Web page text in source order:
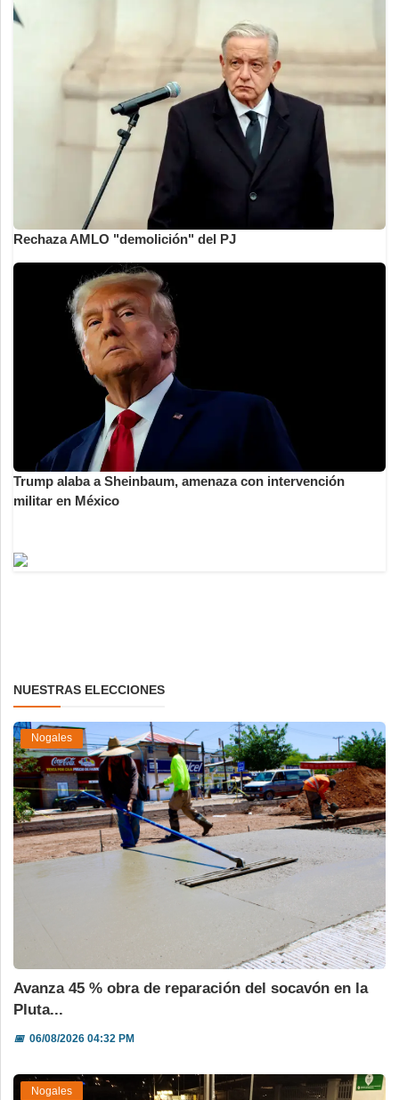
Rechaza AMLO "demolición" del PJ
Trump alaba a Sheinbaum, amenaza con intervención
militar en México
NUESTRAS ELECCIONES
Nogales
Avanza 45 % obra de reparación del socavón en la
Pluta...
📅06/08/2026 04:32 PM
Nogales